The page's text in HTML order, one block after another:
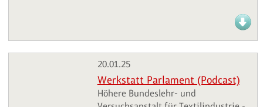
20.01.25
Werkstatt Parlament (Podcast)
Höhere Bundeslehr- und